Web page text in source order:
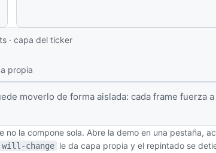
· capa del ticker
propia
moverlo de forma aislada: cada frame fuerza
no la compone sola. Abre la demo en una pestaña,
will-change le da capa propia y el repintado se